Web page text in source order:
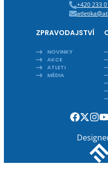
+420 233
ZPRAVODAJSTVÍ
NOVINKY
AKCE
ATLETI
MÉDIA